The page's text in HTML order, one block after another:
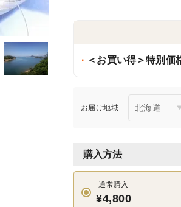
＜お買い得＞特別価
お届け地域
購入方法
通常購入
¥4,800